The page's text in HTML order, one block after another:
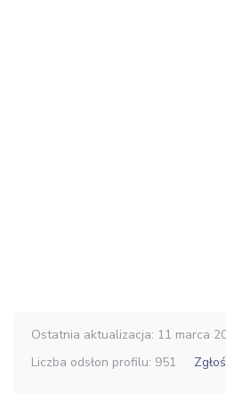
Ostatnia aktualizacja: 11 marca
Liczba odsłon profilu: 951